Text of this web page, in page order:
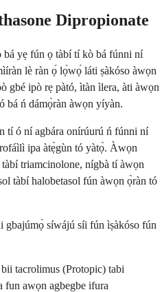
Dipropionate
bá yẹ fún ọ tàbí tí kò bá fúnni ní
lè ràn ọ́ lọ́wọ́ láti ṣàkóso àwọn
gbé ipò rẹ pàtó, ìtàn ìlera, àti àwọn
bá ń dámọ̀ràn àwọn yíyàn.
tí ó ní agbára onírúurú ń fúnni ní
ipa àtẹ̀gùn tó yàtọ̀. Àwọn
triamcinolone, nígbà tí àwọn
tàbí halobetasol fún àwọn ọ̀ràn tó
síwájú síi fún ìṣàkóso fún
tacrolimus (Protopic) tabi
fun awọn agbegbe ifura